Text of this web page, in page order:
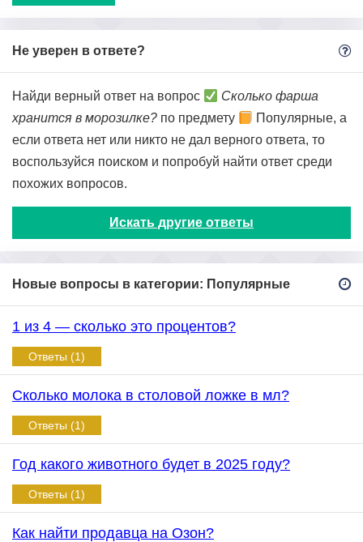
Не уверен в ответе?
Найди верный ответ на вопрос
Сколько фарша
хранится в морозилке? по предмету
Популярные, а
если ответа нет или никто не дал верного ответа, то
воспользуйся поиском и попробуй найти ответ среди
похожих вопросов.
Искать другие ответы
Новые вопросы в категории: Популярные
1 из 4 — сколько это процентов?
Ответы (1)
Сколько молока в столовой ложке в мл?
Ответы (1)
Год какого животного будет в 2025 году?
Ответы (1)
Как найти продавца на Озон?